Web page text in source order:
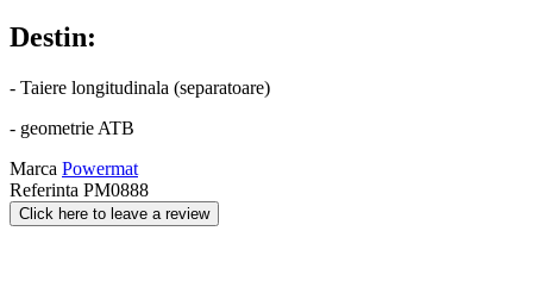
Destin:
- Taiere longitudinala (separatoare)
- geometrie ATB
Marca Powermat
Referinta PM0888
Click here to leave a review